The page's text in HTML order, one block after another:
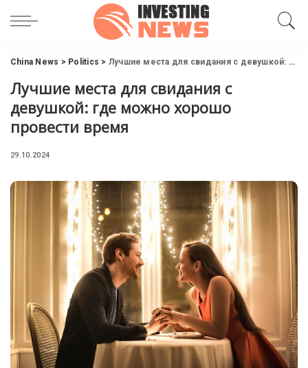
China News > Politics > Лучшие места для свидания с девушкой: где можно хорошо провести время
Лучшие места для свидания с
девушкой: где можно хорошо
провести время
29.10.2024